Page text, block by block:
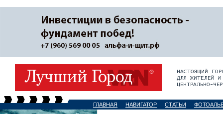
ГЛАВНАЯ НАВИГАТОР СТАТЬИ